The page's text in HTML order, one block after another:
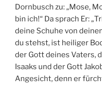
Dornbusch zu: „Mose,
bin ich!“ Da sprach Er:
deine Schuhe von
du stehst, ist heiliger
der Gott deines Vaters,
Isaaks und der Gott
Angesicht, denn er